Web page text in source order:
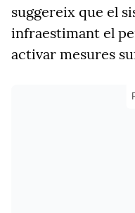
suggereix que el
infraestimant el
activar mesures